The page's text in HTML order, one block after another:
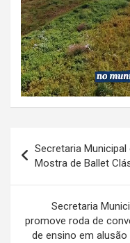
de
Post
Secretaria
Mostra de Ballet
Secretaria
promove roda de
de ensino em alusão